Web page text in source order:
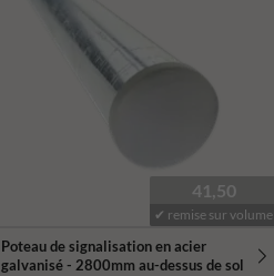
41,50
✔ remise sur volume
Poteau de signalisation en acier
galvanisé - 2800mm au-dessus de sol